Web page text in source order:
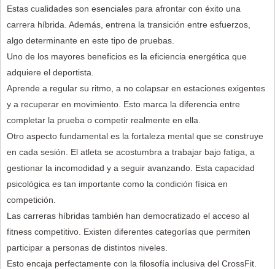
Estas cualidades son esenciales para afrontar con éxito una
carrera híbrida. Además, entrena la transición entre esfuerzos,
algo determinante en este tipo de pruebas.
Uno de los mayores beneficios es la eficiencia energética que
adquiere el deportista.
Aprende a regular su ritmo, a no colapsar en estaciones exigentes
y a recuperar en movimiento. Esto marca la diferencia entre
completar la prueba o competir realmente en ella.
Otro aspecto fundamental es la fortaleza mental que se construye
en cada sesión. El atleta se acostumbra a trabajar bajo fatiga, a
gestionar la incomodidad y a seguir avanzando. Esta capacidad
psicológica es tan importante como la condición física en
competición.
Las carreras híbridas también han democratizado el acceso al
fitness competitivo. Existen diferentes categorías que permiten
participar a personas de distintos niveles.
Esto encaja perfectamente con la filosofía inclusiva del CrossFit.